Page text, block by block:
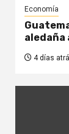
Economía
aledaña
4 días